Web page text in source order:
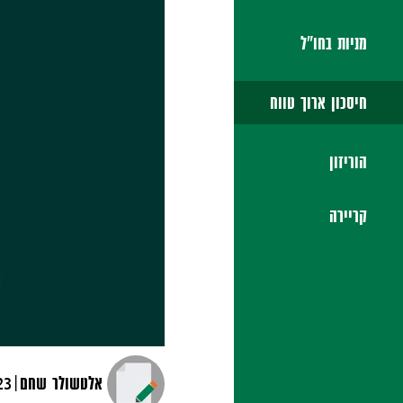
מניות בחו"ל
חיסכון ארוך טווח
הוריזון
קריירה
אלטשולר שחם|
23